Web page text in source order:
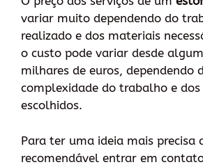
variar muito dependendo do
realizado e dos materiais
o custo pode variar desde
milhares de euros, dependendo
complexidade do trabalho e dos
escolhidos.
Para ter uma ideia mais precisa
recomendável entrar em